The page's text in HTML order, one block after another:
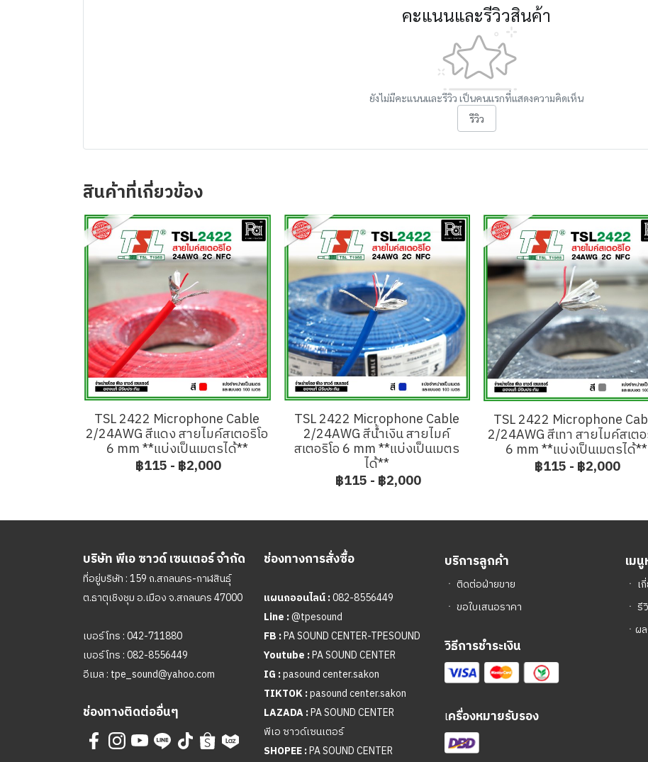
คะแนนและรีวิวสินค้า
ยังไม่มีคะแนนและรีวิว เป็นคนแรกที่แสดงความคิดเห็น
รีวิว
สินค้าที่เกี่ยวข้อง
TSL 2422 Microphone Cable
2/24AWG สีแดง สายไมค์สเตอริโอ
6 mm **แบ่งเป็นเมตรได้**
฿115 - ฿2,000
TSL 2422 Microphone Cable
2/24AWG สีน้ำเงิน สายไมค์
สเตอริโอ 6 mm **แบ่งเป็นเมตร
ได้**
฿115 - ฿2,000
TSL 2422 Microphone
2/24AWG สีเทา สายไมค์สเตอ
6 mm **แบ่งเป็นเมตรได้**
฿115 - ฿2,000
บริษัท พีเอ ซาวด์ เซนเตอร์ จำกัด
ที่อยู่บริษัท : 159 ถ.สกลนคร-กาฬสินธุ์
ต.ธาตุเชิงชุม อ.เมือง จ.สกลนคร 47000
เบอร์โทร :042-711880
เบอร์โทร :082-8556449
อีเมล : tpe_sound@yahoo.com
ช่องทางติดต่ออื่นๆ
ช่องทางการสั่งซื้อ
แผนกออนไลน์ :082-8556449
Line :@tpesound
FB :PA SOUND CENTER-TPESOUND
Youtube :PA SOUND CENTER
IG :pasound center.sakon
TIKTOK :pasound center.sakon
LAZADA :PA SOUND CENTER
พีเอ ซาวด์เซนเตอร์
SHOPEE :PA SOUND CENTER
บริการลูกค้า
ㆍ ติดต่อฝ่ายขาย
ㆍ ขอใบเสนอราคา
วิธีการชำระเงิน
เครื่องหมายรับรอง
เม
ㆍ เ
ㆍ รี
ㆍ ผ